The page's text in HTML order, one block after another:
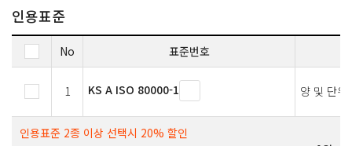
인용표준
No 표준번호
1 KS A ISO 80000-1 양 및 단
인용표준 2종 이상 선택시 20% 할인